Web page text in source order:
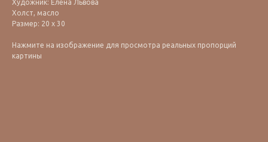
Художник: Елена Львова
Холст, масло
Размер: 20 х 30
Нажмите на изображение для просмотра реальных пропорций
картины